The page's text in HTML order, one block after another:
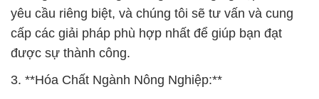
yêu cầu riêng biệt, và chúng tôi sẽ tư vấn và cung
cấp các giải pháp phù hợp nhất để giúp bạn đạt
được sự thành công.
3. **Hóa Chất Ngành Nông Nghiệp:**